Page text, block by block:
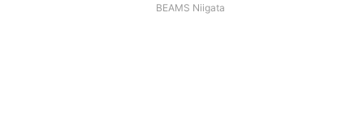
BEAMS Niigata